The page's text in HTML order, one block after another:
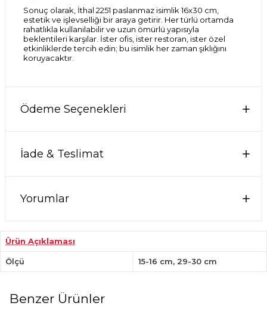
Sonuç olarak, İthal 2251 paslanmaz isimlik 16x30 cm,
estetik ve işlevselliği bir araya getirir. Her türlü ortamda
rahatlıkla kullanılabilir ve uzun ömürlü yapısıyla
beklentileri karşılar. İster ofis, ister restoran, ister özel
etkinliklerde tercih edin; bu isimlik her zaman şıklığını
koruyacaktır.
Ödeme Seçenekleri
İade & Teslimat
Yorumlar
Ürün Açıklaması
Ölçü 15-16 cm, 29-30 cm
Benzer Ürünler